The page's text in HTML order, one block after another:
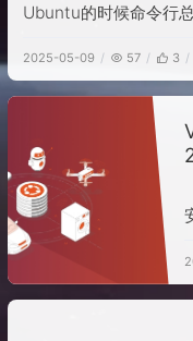
Ubuntu的时候命令行
色的，一开始我以为
Centos一样修改一下
面的环境变量就可以了
行，Ubuntu每次连接
在网上查了一些资料才
2025-05-09 57 3